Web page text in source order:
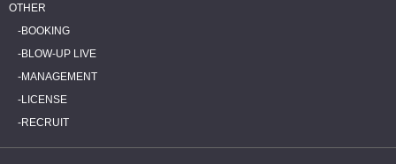
OTHER
BOOKING
BLOW-UP LIVE
MANAGEMENT
LICENSE
RECRUIT